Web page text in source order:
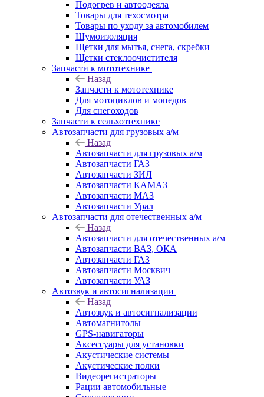
Подогрев и автоодеяла
Товары для техосмотра
Товары по уходу за автомобилем
Шумоизоляция
Щетки для мытья, снега, скребки
Щетки стеклоочистителя
Запчасти к мототехнике
Назад
Запчасти к мототехнике
Для мотоциклов и мопедов
Для снегоходов
Запчасти к сельхозтехнике
Автозапчасти для грузовых а/м
Назад
Автозапчасти для грузовых а/м
Автозапчасти ГАЗ
Автозапчасти ЗИЛ
Автозапчасти КАМАЗ
Автозапчасти МАЗ
Автозапчасти Урал
Автозапчасти для отечественных а/м
Назад
Автозапчасти для отечественных а/м
Автозапчасти ВАЗ, ОКА
Автозапчасти ГАЗ
Автозапчасти Москвич
Автозапчасти УАЗ
Автозвук и автосигнализации
Назад
Автозвук и автосигнализации
Автомагнитолы
GPS-навигаторы
Аксессуары для установки
Акустические системы
Акустические полки
Видеорегистраторы
Рации автомобильные